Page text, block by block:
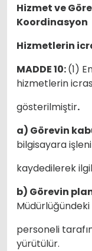
Hizmet ve
Koordinasyon
Hizmetlerin
MADDE 10:(1)
hizmetlerin
gösterilmiştir.
a) Görevin
bilgisayara
kaydedilerek
b) Görevin
personeli
yürütülür.